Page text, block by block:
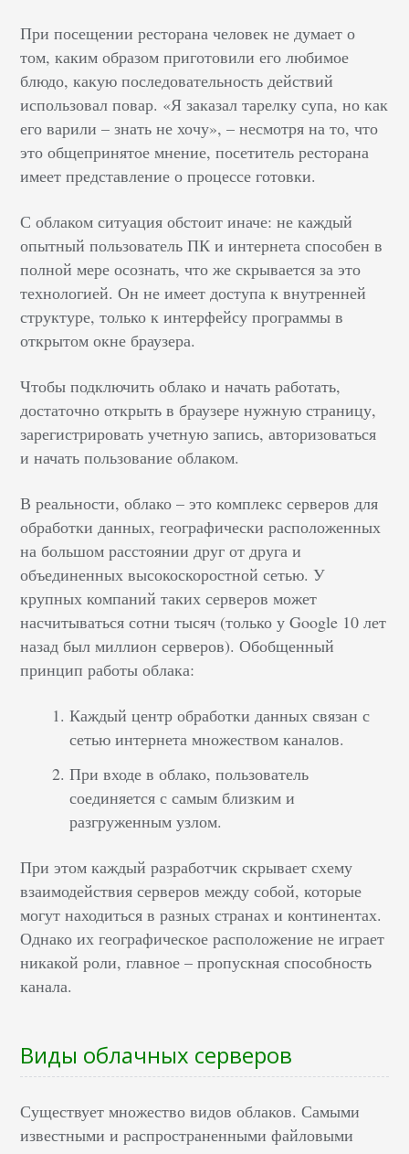
При посещении ресторана человек не думает о
том, каким образом приготовили его любимое
блюдо, какую последовательность действий
использовал повар. «Я заказал тарелку супа, но как
его варили – знать не хочу», – несмотря на то, что
это общепринятое мнение, посетитель ресторана
имеет представление о процессе готовки.
С облаком ситуация обстоит иначе: не каждый
опытный пользователь ПК и интернета способен в
полной мере осознать, что же скрывается за это
технологией. Он не имеет доступа к внутренней
структуре, только к интерфейсу программы в
открытом окне браузера.
Чтобы подключить облако и начать работать,
достаточно открыть в браузере нужную страницу,
зарегистрировать учетную запись, авторизоваться
и начать пользование облаком.
В реальности, облако – это комплекс серверов для
обработки данных, географически расположенных
на большом расстоянии друг от друга и
объединенных высокоскоростной сетью. У
крупных компаний таких серверов может
насчитываться сотни тысяч (только у Google 10 лет
назад был миллион серверов). Обобщенный
принцип работы облака:
Каждый центр обработки данных связан с
сетью интернета множеством каналов.
При входе в облако, пользователь
соединяется с самым близким и
разгруженным узлом.
При этом каждый разработчик скрывает схему
взаимодействия серверов между собой, которые
могут находиться в разных странах и континентах.
Однако их географическое расположение не играет
никакой роли, главное – пропускная способность
канала.
Виды облачных серверов
Существует множество видов облаков. Самыми
известными и распространенными файловыми